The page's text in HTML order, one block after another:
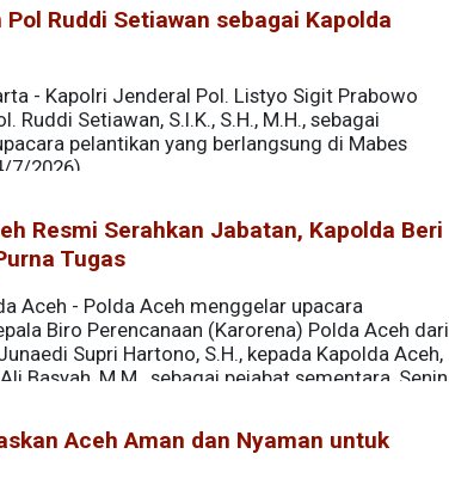
Ruddi Setiawan sebagai Kapolda
- Kapolri Jenderal Pol. Listyo Sigit Prabowo
Ruddi Setiawan, S.I.K., S.H., M.H., sebagai
pelantikan yang berlangsung di Mabes
7/2026).
Resmi Serahkan Jabatan, Kapolda Beri
Tugas
Aceh - Polda Aceh menggelar upacara
Biro Perencanaan (Karorena) Polda Aceh dari
Supri Hartono, S.H., kepada Kapolda Aceh,
Basyah, M.M., sebagai pejabat sementara, Senin
Aceh Aman dan Nyaman untuk